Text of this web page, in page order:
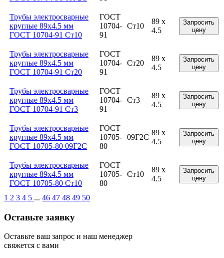
Трубы электросварные
круглые 89x4.5 мм
ГОСТ 10704-91 Ст10
ГОСТ
10704-
91
Ст10
89 x
4.5
Запросить
цену
Трубы электросварные
круглые 89x4.5 мм
ГОСТ 10704-91 Ст20
ГОСТ
10704-
91
Ст20
89 x
4.5
Запросить
цену
Трубы электросварные
круглые 89x4.5 мм
ГОСТ 10704-91 Ст3
ГОСТ
10704-
91
Ст3
89 x
4.5
Запросить
цену
Трубы электросварные
круглые 89x4.5 мм
ГОСТ 10705-80 09Г2С
ГОСТ
10705-
80
09Г2С
89 x
4.5
Запросить
цену
Трубы электросварные
круглые 89x4.5 мм
ГОСТ 10705-80 Ст10
ГОСТ
10705-
80
Ст10
89 x
4.5
Запросить
цену
1 2 3 4 5 ... 46 47 48 49 50
Оставьте заявку
Оставьте ваш запрос и наш менеджер
свяжется с вами